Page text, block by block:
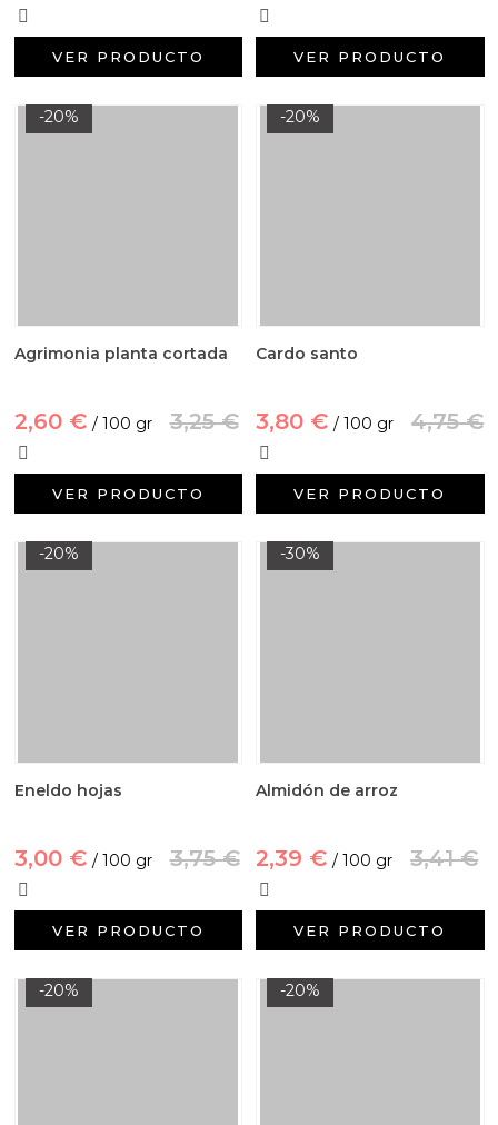
VER PRODUCTO VER PRODUCTO
-20%
Agrimonia planta cortada
2,60 € / 100 gr 3,25 €
VER PRODUCTO
-20%
Cardo santo
3,80 € / 100 gr 4,75 €
VER PRODUCTO
-20%
Eneldo hojas
3,00 € / 100 gr 3,75 €
VER PRODUCTO
-30%
Almidón de arroz
2,39 € / 100 gr 3,41 €
VER PRODUCTO
-20% -20%